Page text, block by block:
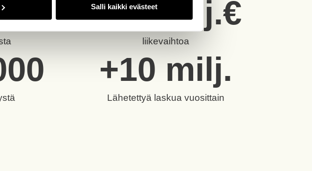
Salli kaikki evästeet
liikevaihtoa
+20 milj.€
Lähetettyä laskua vuosittain
+10 milj.